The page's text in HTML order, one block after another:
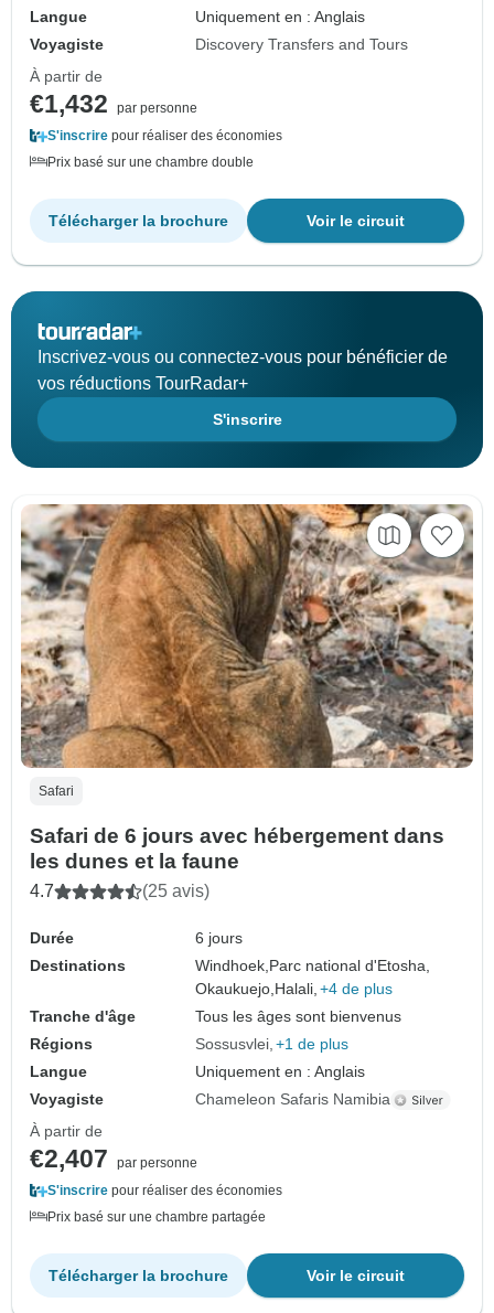
Langue
Uniquement en : Anglais
Voyagiste
Discovery Transfers and Tours
À partir de
€1,432
par personne
S'inscrire pour réaliser des économies
Prix basé sur une chambre double
Voir le circuit
Télécharger la brochure
Inscrivez-vous ou connectez-vous pour bénéficier de
vos réductions TourRadar+
S'inscrire
Safari
Safari de 6 jours avec hébergement dans
les dunes et la faune
4.7 (25 avis)
Durée
6 jours
Destinations
Windhoek,Parc national d'Etosha,
Okaukuejo,Halali, +4 de plus
Tranche d'âge
Tous les âges sont bienvenus
Régions
Sossusvlei +1 de plus
Langue
Uniquement en : Anglais
Voyagiste
Chameleon Safaris Namibia
À partir de
€2,407
par personne
S'inscrire pour réaliser des économies
Prix basé sur une chambre partagée
Voir le circuit
Télécharger la brochure